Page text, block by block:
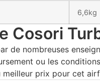
6,6kg
Cosori
de nombreuses
ou les
prix pour cet